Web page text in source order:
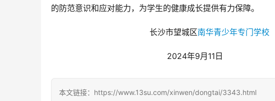
的防范意识和应对能力，为学生的健康成长提供有力保障。
长沙市望城区南华青少年专门学校
2024年9月11日
本文链接：https://www.13su.com/xinwen/dongtai/3343.html